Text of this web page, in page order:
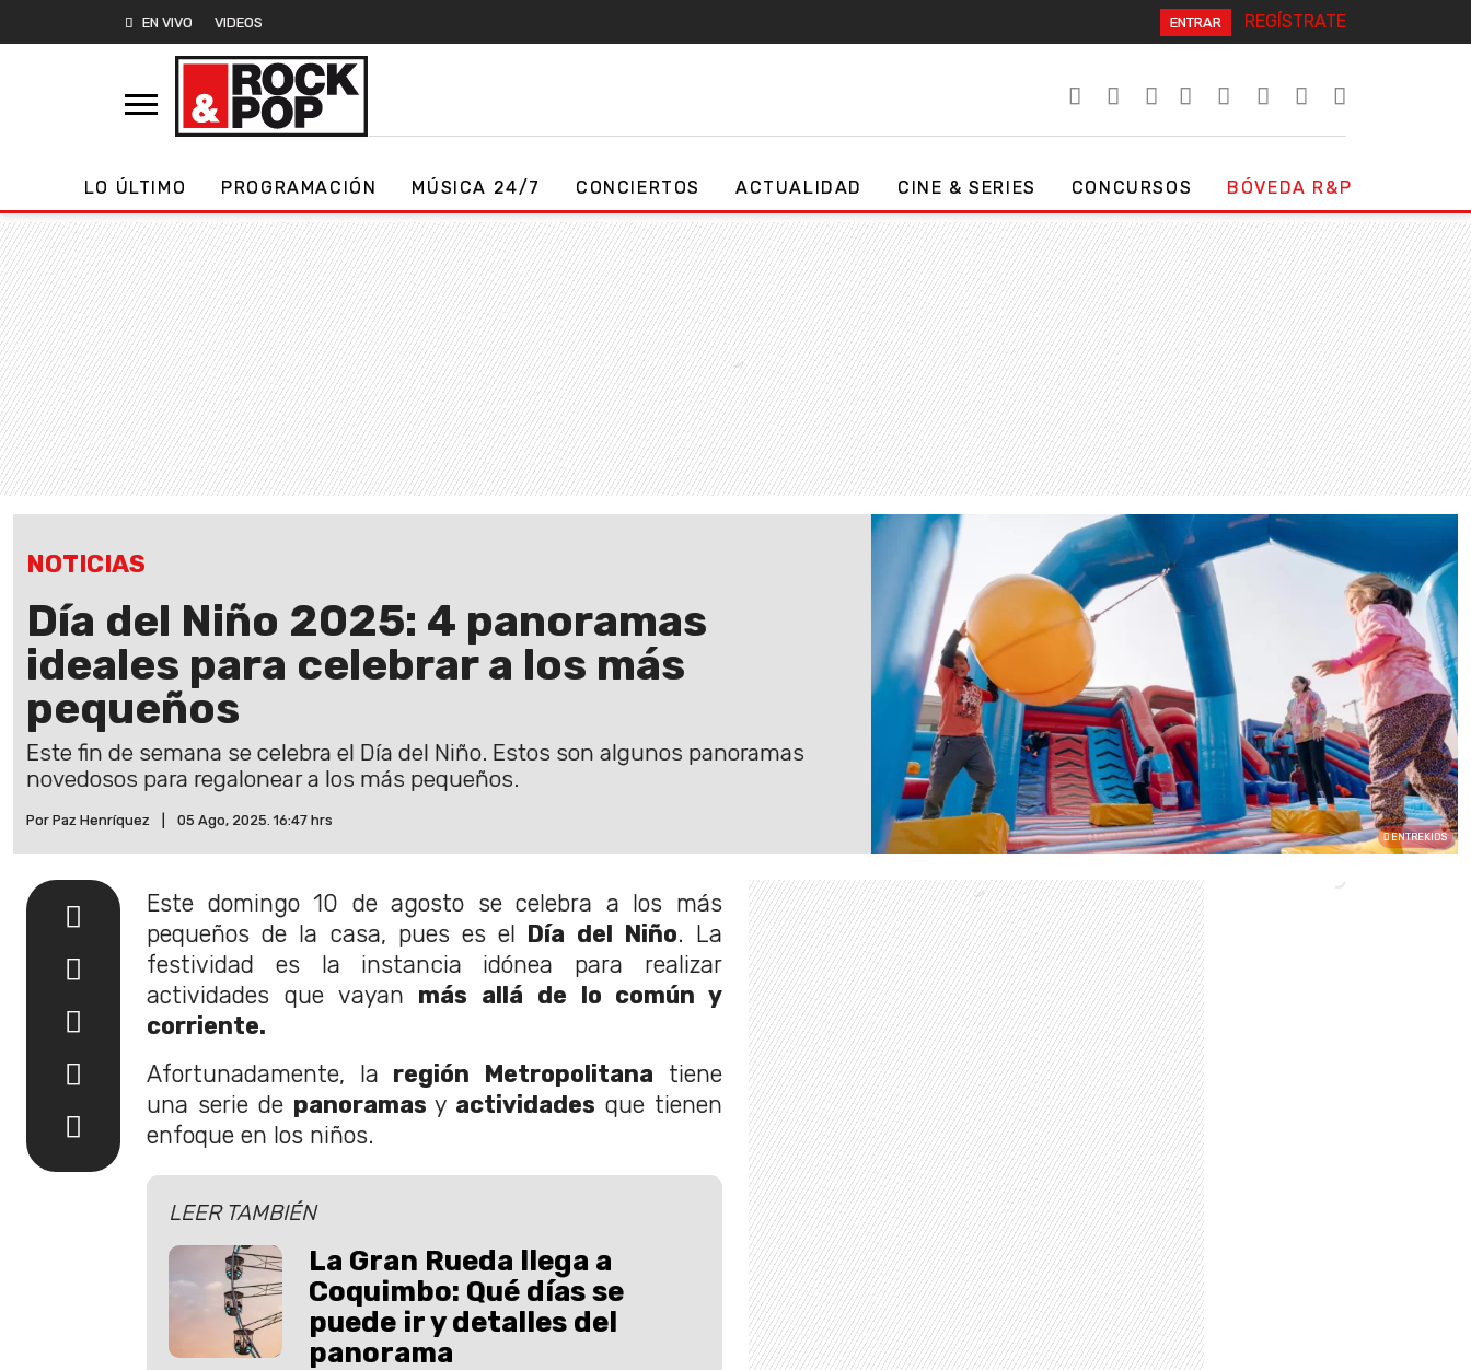
EN VIVO VIDEOS ENTRAR REGÍSTRATE
LO ÚLTIMO PROGRAMACIÓN MÚSICA 24/7 CONCIERTOS ACTUALIDAD CINE & SERIES CONCURSOS BÓVEDA R&P
NOTICIAS
Día del Niño 2025: 4 panoramas
ideales para celebrar a los más
pequeños
Este fin de semana se celebra el Día del Niño. Estos son algunos panoramas
novedosos para regalonear a los más pequeños.
Por Paz Henríquez 05 Ago, 2025. 16:47 hrs
ENTREKIDS
Este domingo 10 de agosto se celebra a los más
pequeños de la casa, pues es el Día del Niño. La
festividad es la instancia idónea para realizar
actividades que vayan más allá de lo común y
corriente.
Afortunadamente, la región Metropolitana tiene
una serie de panoramas y actividades que tienen
enfoque en los niños.
LEER TAMBIÉN
La Gran Rueda llega a
Coquimbo: Qué días se
puede ir y detalles del
panorama